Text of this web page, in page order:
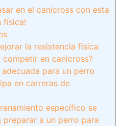
en el canicross con esta
física!
la resistencia física
en canicross?
para un perro
en carreras de
específico se
preparar a un perro para